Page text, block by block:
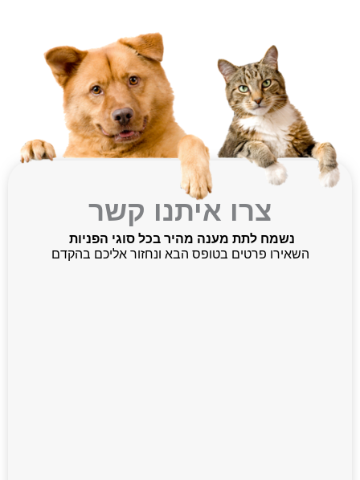
צרו איתנו קשר
נשמח לתת מענה מהיר בכל סוגי הפניות
השאירו פרטים בטופס הבא ונחזור אליכם בהקדם